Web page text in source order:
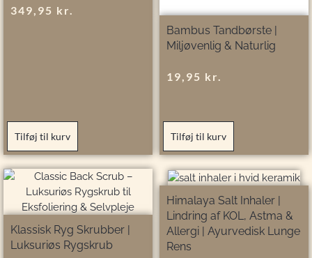
349,95 kr.
Tilføj til kurv
Bambus Tandbørste |
Miljøvenlig & Naturlig
19,95 kr.
Tilføj til kurv
Klassisk Ryg Skrubber |
Luksuriøs Rygskrub
Himalaya Salt Inhaler |
Lindring af KOL, Astma &
Allergi | Ayurvedisk Lunge
Rens